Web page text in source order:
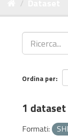
Ordina per
1
Formati: